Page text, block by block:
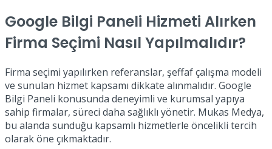
Google Bilgi Paneli Hizmeti Alırken
Firma Seçimi Nasıl Yapılmalıdır?
Firma seçimi yapılırken referanslar, şeffaf çalışma modeli
ve sunulan hizmet kapsamı dikkate alınmalıdır. Google
Bilgi Paneli konusunda deneyimli ve kurumsal yapıya
sahip firmalar, süreci daha sağlıklı yönetir. Mukas Medya,
bu alanda sunduğu kapsamlı hizmetlerle öncelikli tercih
olarak öne çıkmaktadır.